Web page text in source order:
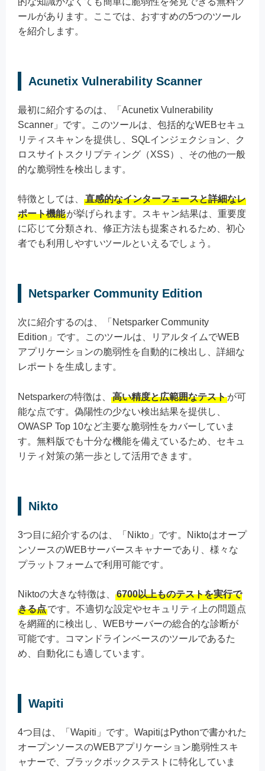
ールがあります。ここでは、おすすめの5つのツール
を紹介します。
Acunetix Vulnerability Scanner
最初に紹介するのは、「Acunetix Vulnerability
Scanner」です。このツールは、包括的なWEBセキュ
リティスキャンを提供し、SQLインジェクション、ク
ロスサイトスクリプティング（XSS）、その他の一般
的な脆弱性を検出します。
特徴としては、
直感的なインターフェースと詳細なレ
ポート機能が挙げられます。スキャン結果は、重要度
に応じて分類され、修正方法も提案されるため、初心
者でも利用しやすいツールといえるでしょう。
Netsparker Community Edition
次に紹介するのは、「Netsparker Community
Edition」です。このツールは、リアルタイムでWEB
アプリケーションの脆弱性を自動的に検出し、詳細な
レポートを生成します。
Netsparkerの特徴は、 高い精度と広範囲なテストが可
能な点です。偽陽性の少ない検出結果を提供し、
OWASP Top 10など主要な脆弱性をカバーしていま
す。無料版でも十分な機能を備えているため、セキュ
リティ対策の第一歩として活用できます。
Nikto
3つ目に紹介するのは、「Nikto」です。Niktoはオープ
ンソースのWEBサーバースキャナーであり、様々な
プラットフォームで利用可能です。
Niktoの大きな特徴は、
6700以上ものテストを実行で
きる点です。不適切な設定やセキュリティ上の問題点
を網羅的に検出し、WEBサーバーの総合的な診断が
可能です。コマンドラインベースのツールであるた
め、自動化にも適しています。
Wapiti
4つ目は、「Wapiti」です。WapitiはPythonで書かれた
オープンソースのWEBアプリケーション脆弱性スキ
ャナーで、ブラックボックステストに特化していま